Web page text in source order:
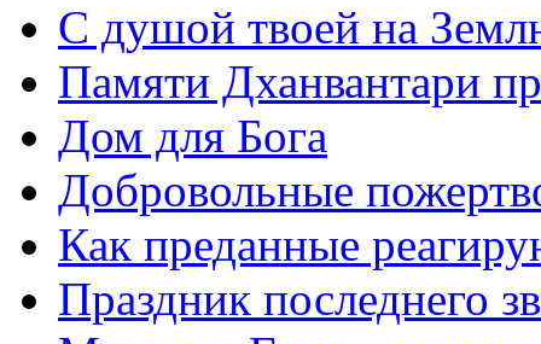
С душой твоей на
Памяти Дханвантари
Дом для Бога
Добровольные
Как преданные
Праздник последнего